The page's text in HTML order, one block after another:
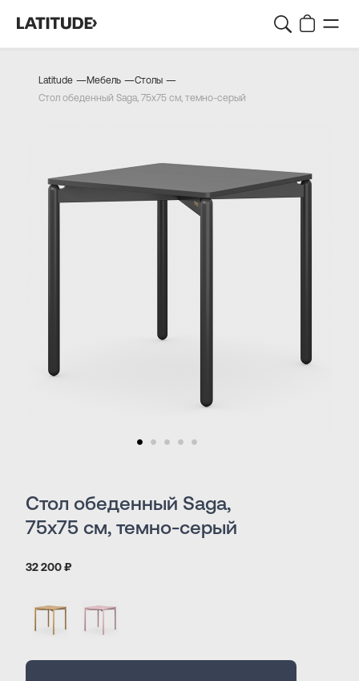
Latitude —Мебель —Столы —
Стол обеденный Saga, 75х75 см, темно-серый
Стол обеденный Saga,
75х75 см, темно-серый
32 200 ₽